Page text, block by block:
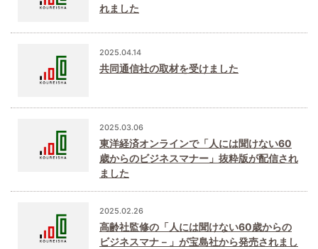
れました
2025.04.14
共同通信社の取材を受けました
2025.03.06
東洋経済オンラインで「人には聞けない60
歳からのビジネスマナー」抜粋版が配信され
ました
2025.02.26
高齢社監修の「人には聞けない60歳からの
ビジネスマナ－」が宝島社から発売されまし